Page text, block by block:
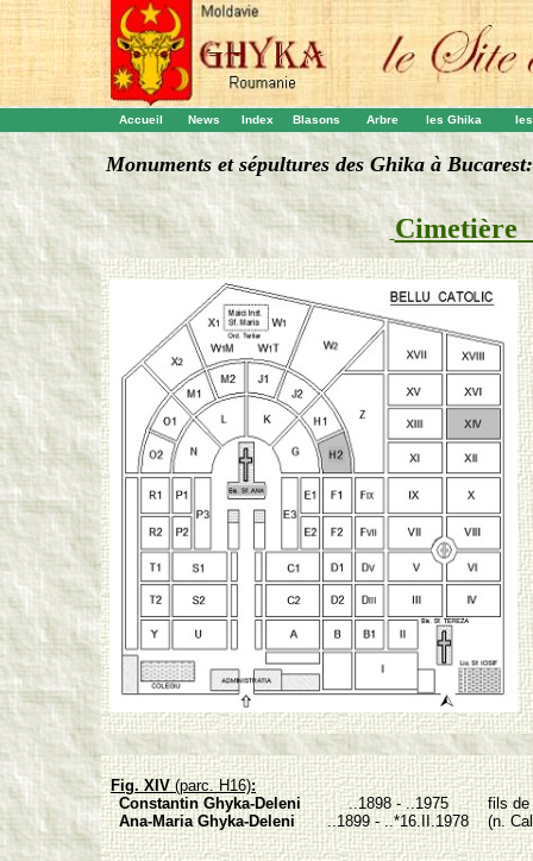
Accueil News Index Blasons Arbre les Ghika
Monuments et sépultures des Ghika à Bucarest:
Fig. XIV (parc. H16):
Constantin Ghyka-Deleni
..1898 - ..1975
fils de
Ana-Maria Ghyka-Deleni
..1899 - ..*16.II.1978 (n.